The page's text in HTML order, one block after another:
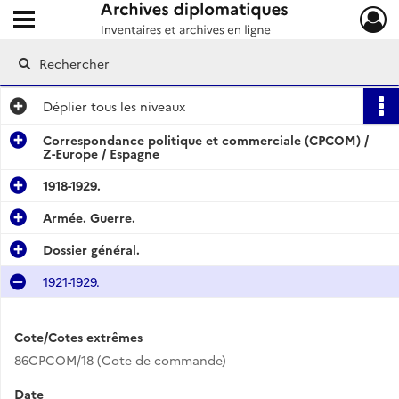
Archives diplomatiques
Ouvrir le menu déroulant
Déplier tous les niveaux
Correspondance politique et commerciale (CPCOM) /
Z-Europe / Espagne
1918-1929.
Armée. Guerre.
Dossier général.
1921-1929.
Cote/Cotes extrêmes
86CPCOM/18 (Cote de commande)
Date